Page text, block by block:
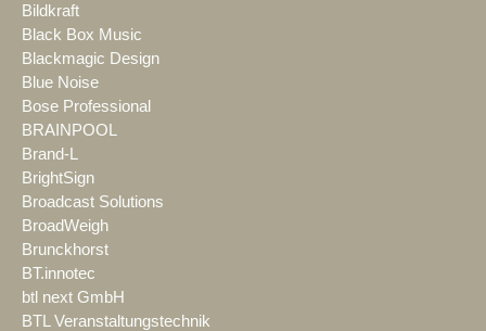
Bildkraft
Black Box Music
Blackmagic Design
Blue Noise
Bose Professional
BRAINPOOL
Brand-L
BrightSign
Broadcast Solutions
BroadWeigh
Brunckhorst
BT.innotec
btl next GmbH
BTL Veranstaltungstechnik